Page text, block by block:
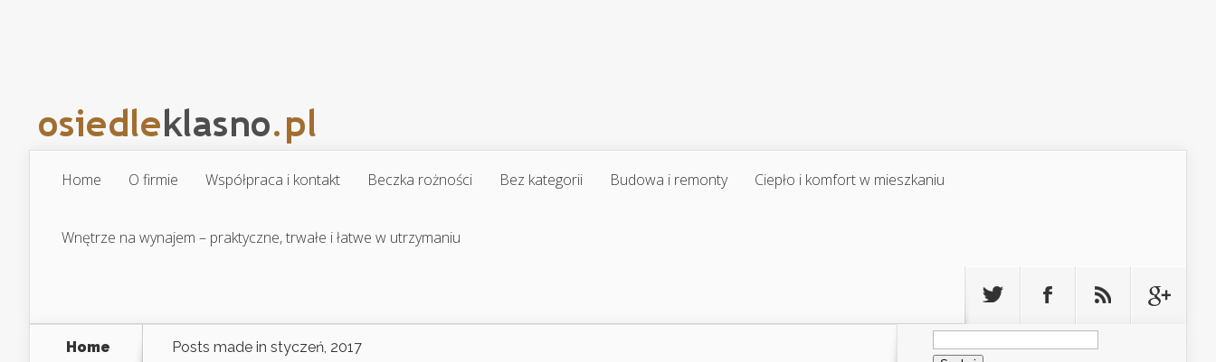
Home O firmie Współpraca i kontakt Beczka rożności Bez kategorii Budowa i remonty Ciepło i komfort w mieszkaniu
Wnętrze na wynajem – praktyczne, trwałe i łatwe w utrzymaniu
Home Posts made in styczeń, 2017
Szukaj: